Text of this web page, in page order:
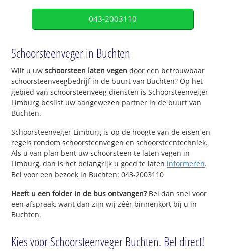
043-2003110
Schoorsteenveger in Buchten
Wilt u uwschoorsteen laten vegen door een betrouwbaar
schoorsteenveegbedrijf in de buurt van Buchten? Op het
gebied van schoorsteenveeg diensten is Schoorsteenveger
Limburg beslist uw aangewezen partner in de buurt van
Buchten.
Schoorsteenveger Limburg is op de hoogte van de eisen en
regels rondom schoorsteenvegen en schoorsteentechniek.
Als u van plan bent uw schoorsteen te laten vegen in
Limburg, dan is het belangrijk u goed te laten informeren.
Bel voor een bezoek in Buchten: 043-2003110
Heeft u een folder in de bus ontvangen?Bel dan snel voor
een afspraak, want dan zijn wij zéér binnenkort bij u in
Buchten.
Kies voor Schoorsteenveger Buchten. Bel direct!